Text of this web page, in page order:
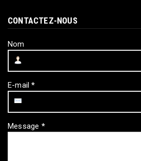
CONTACTEZ-NOUS
Nom
E-mail*
Message *